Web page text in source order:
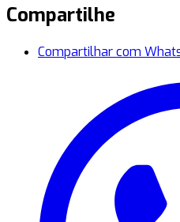
Compartilhe
Compartilhar com